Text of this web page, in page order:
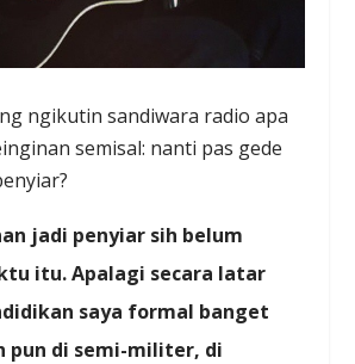
ngikutin sandiwara radio apa
semisal: nanti pas gede
jadi penyiar sih belum
itu. Apalagi secara latar
saya formal banget
pun di semi-militer, di